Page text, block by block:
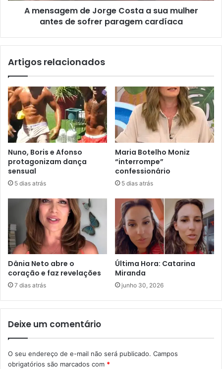
A mensagem de Jorge Costa a sua mulher
antes de sofrer paragem cardíaca
Artigos relacionados
Nuno, Boris e Afonso
protagonizam dança
sensual
5 dias atrás
Maria Botelho Moniz
“interrompe”
confessionário
5 dias atrás
Dânia Neto abre o
coração e faz revelações
7 dias atrás
Última Hora: Catarina
Miranda
junho 30, 2026
Deixe um comentário
O seu endereço de e-mail não será publicado. Campos
obrigatórios são marcados com *